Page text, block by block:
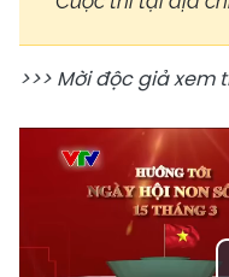
>>> Mời độc giả xem